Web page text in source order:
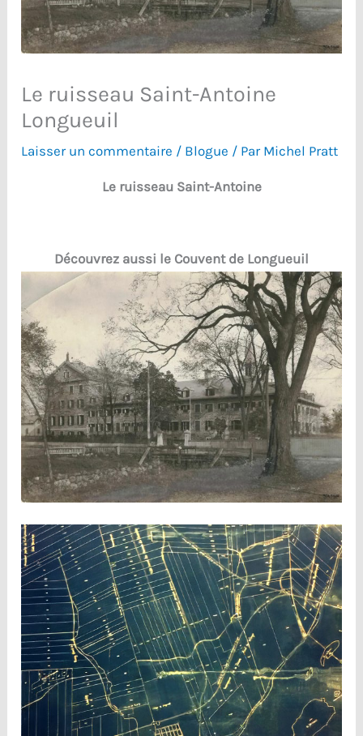
Le ruisseau Saint-Antoine
Longueuil
Laisser un commentaire / Blogue / Par Michel Pratt
Le ruisseau Saint-Antoine
Découvrez aussi le Couvent de Longueuil